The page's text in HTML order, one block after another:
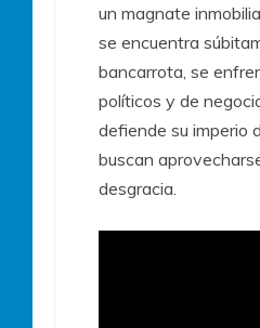
un magnate
se encuentra
bancarrota, se
políticos y de
defiende su imperio
buscan
desgracia.